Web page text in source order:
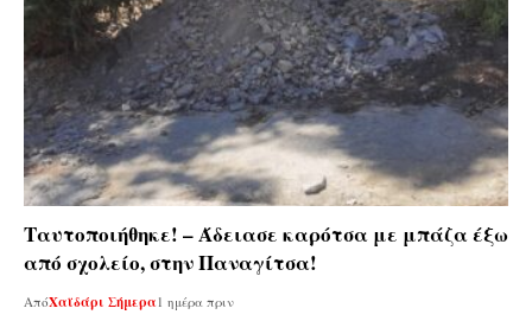
Ταυτοποιήθηκε! – Άδειασε καρότσα με μπάζα έξω
από σχολείο, στην Παναγίτσα!
ΑπόΧαϊδάρι Σήμερα1 ημέρα πριν